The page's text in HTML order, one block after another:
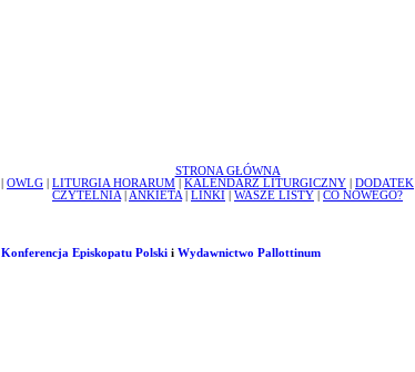
STRONA GŁÓWNA
OWLG LITURGIA HORARUM KALENDARZ LITURGICZNY DODATEK
CZYTELNIA
ANKIETA LINKI WASZE LISTY CO NOWEGO?
Konferencja Episkopatu Polskii Wydawnictwo Pallottinum